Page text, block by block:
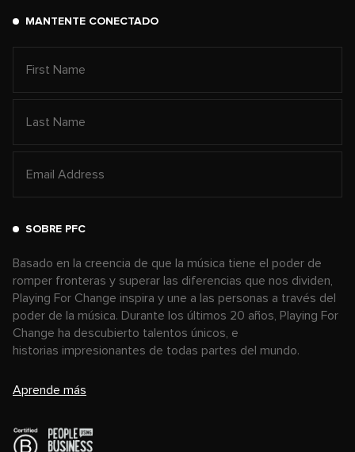
MANTENTE CONECTADO
SOBRE PFC
Basado en la creencia de que la música tiene el poder de
romper fronteras y superar las diferencias que nos dividen,
Playing For Change inspira y une a las personas a través del
poder de la música. Durante los últimos 20 años, Playing For
Change ha descubierto talentos únicos, e
historias impresionantes de todas partes del mundo.
Aprende más